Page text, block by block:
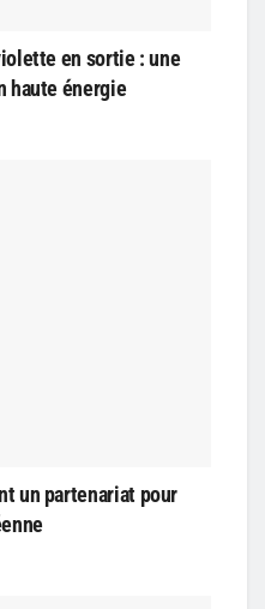
en sortie : une
haute énergie
un partenariat pour